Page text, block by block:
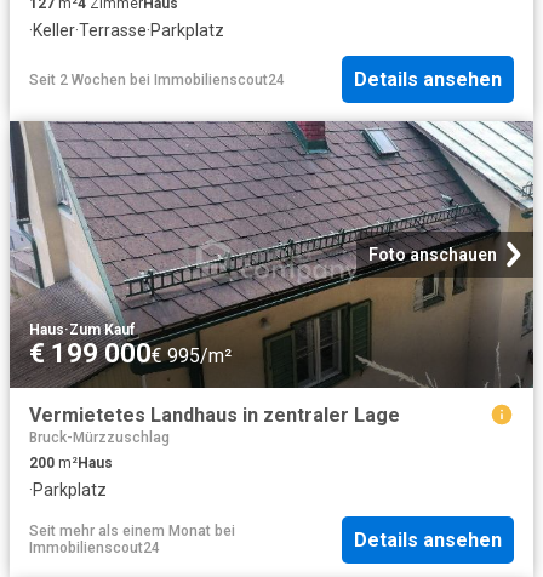
·Keller·Terrasse·Parkplatz
Seit 2 Wochen bei Immobilienscout24 Details ansehen
Foto anschauen
Haus·Zum Kauf
€ 199 000€ 995/m²
Vermietetes Landhaus in zentraler Lage
Bruck-Mürzzuschlag
200 m²Haus
·Parkplatz
Seit mehr als einem Monat bei
Immobilienscout24
Details ansehen